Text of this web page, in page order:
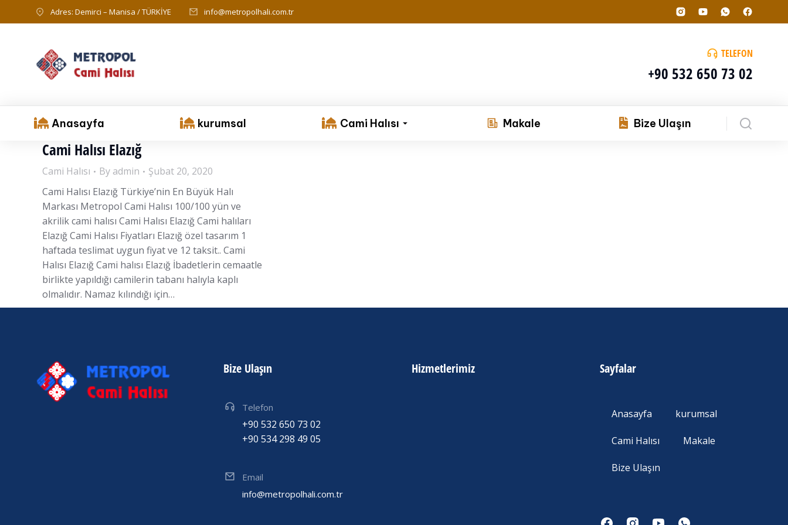
Adres: Demirci – Manisa / TÜRKİYE info@metropolhali.com.tr
TELEFON
+90 532 650 73 02
Anasayfa kurumsal Cami Halısı Makale Bize Ulaşın
Cami Halısı Elazığ
Cami Halısı By admin
Şubat 20, 2020
Cami Halısı Elazığ Türkiye’nin En Büyük Halı
Markası Metropol Cami Halısı 100/100 yün ve
akrilik cami halısı Cami Halısı Elazığ Cami halıları
Elazığ Cami Halısı Fiyatları Elazığ özel tasarım 1
haftada teslimat uygun fiyat ve 12 taksit.. Cami
Halısı Elazığ Cami halısı Elazığ İbadetlerin cemaatle
birlikte yapıldığı camilerin tabanı halıyla kaplı
olmalıdır. Namaz kılındığı için…
Bize Ulaşın
Telefon
+90 532 650 73 02
+90 534 298 49 05
Email
info@metropolhali.com.tr
Hizmetlerimiz Sayfalar
Anasayfa kurumsal
Cami Halısı Makale
Bize Ulaşın